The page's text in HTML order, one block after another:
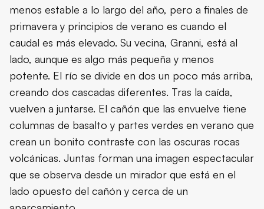
menos estable a lo largo del año, pero a finales de
primavera y principios de verano es cuando el
caudal es más elevado. Su vecina, Granni, está al
lado, aunque es algo más pequeña y menos
potente. El río se divide en dos un poco más arriba,
creando dos cascadas diferentes. Tras la caída,
vuelven a juntarse. El cañón que las envuelve tiene
columnas de basalto y partes verdes en verano que
crean un bonito contraste con las oscuras rocas
volcánicas. Juntas forman una imagen espectacular
que se observa desde un mirador que está en el
lado opuesto del cañón y cerca de un